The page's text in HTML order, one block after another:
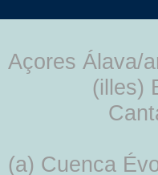
Açores Álava/
(illes)
(a) Cuenca